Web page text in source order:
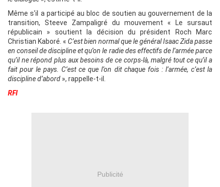
Même s'il a participé au bloc de soutien au gouvernement de la
transition, Steeve Zampaligré du mouvement « Le sursaut
républicain » soutient la décision du président Roch Marc
Christian Kaboré. « C’est bien normal que le général Isaac Zida passe
en conseil de discipline et qu’on le radie des effectifs de l’armée parce
qu’il ne répond plus aux besoins de ce corps-là, malgré tout ce qu’il a
fait pour le pays. C’est ce que l’on dit chaque fois : l’armée, c’est la
discipline d’abord », rappelle-t-il.
RFI
Publicité